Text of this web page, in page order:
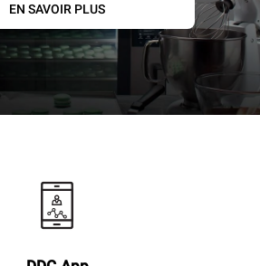
EN SAVOIR PLUS